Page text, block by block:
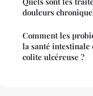
douleurs
Comment les
la santé intestinale
colite ulcéreuse ?